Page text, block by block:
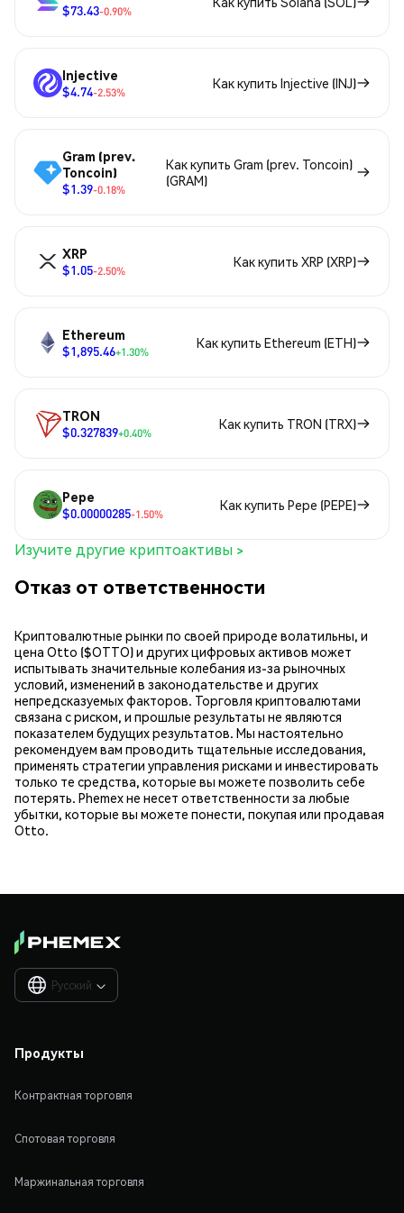
$73.43-0.90%
Injective
$4.74-2.53%
Как купить Injective (INJ)
Gram (prev.
Toncoin)
$1.39-0.18%
Как купить Gram (prev. Toncoin)
(GRAM)
XRP
$1.05-2.50%
Как купить XRP (XRP)
Ethereum
$1,895.46+1.30%
Как купить Ethereum (ETH)
TRON
$0.327839+0.40%
Как купить TRON (TRX)
Pepe
$0.00000285-1.50%
Как купить Pepe (PEPE)
Изучите другие криптоактивы >
Отказ от ответственности
Криптовалютные рынки по своей природе волатильны, и
цена Otto ($OTTO) и других цифровых активов может
испытывать значительные колебания из-за рыночных
условий, изменений в законодательстве и других
непредсказуемых факторов. Торговля криптовалютами
связана с риском, и прошлые результаты не являются
показателем будущих результатов. Мы настоятельно
рекомендуем вам проводить тщательные исследования,
применять стратегии управления рисками и инвестировать
только те средства, которые вы можете позволить себе
потерять. Phemex не несет ответственности за любые
убытки, которые вы можете понести, покупая или продавая
Otto.
Русский 
Продукты
Контрактная торговля
Спотовая торговля
Маржинальная торговля